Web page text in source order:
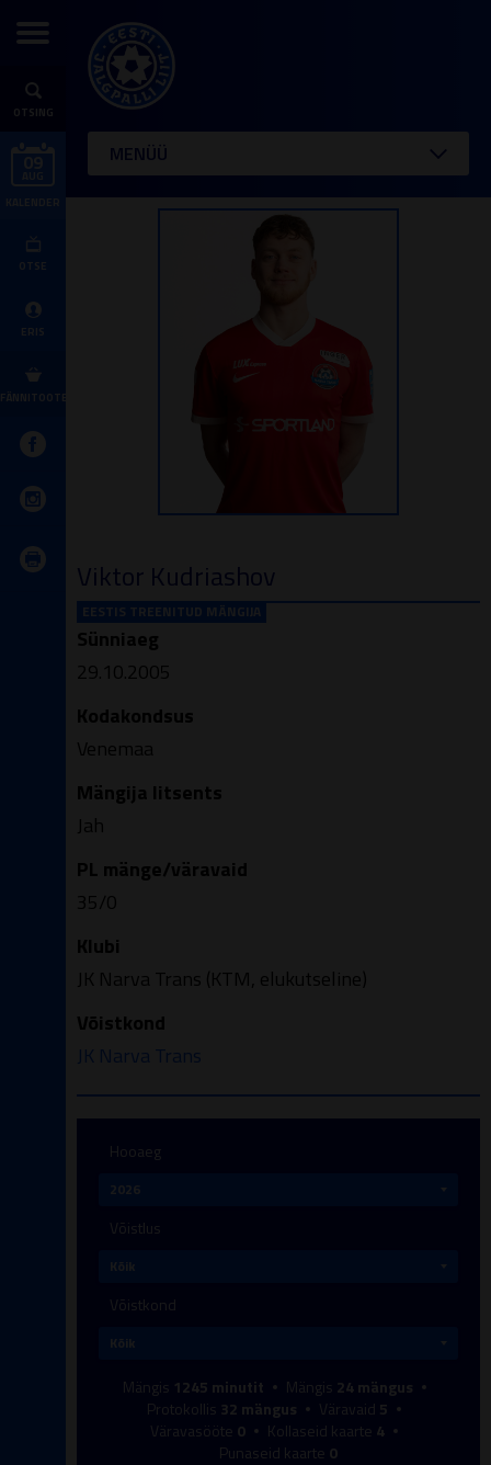
OTSING
OTSE
ERIS
FÄNNITOOTED
MENÜÜ
EESTIS TREENITUD MÄNGIJA
Viktor Kudriashov
Sünniaeg
29.10.2005
Kodakondsus
Venemaa
Mängija litsents
Jah
PL mänge/väravaid
35/0
Klubi
JK Narva Trans (KTM, elukutseline)
Võistkond
JK Narva Trans
Hooaeg
Võistlus
Võistkond
Mängis 1245 minutit Mängis 24mängus
Protokollis 32 mängus Väravaid 5
Väravasööte 0 Kollaseid kaarte 4
Punaseid kaarte 0